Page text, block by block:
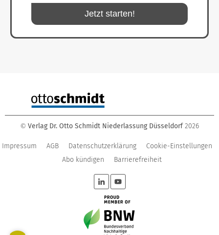
Jetzt starten!
© Verlag Dr. Otto Schmidt Niederlassung Düsseldorf 2026
Impressum AGB Datenschutzerklärung
Cookie-Einstellungen
Abo kündigen
Barrierefreiheit